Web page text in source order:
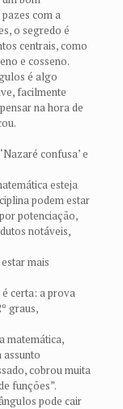
com a
o segredo é
centrais, como
e cosseno.
é algo
facilmente
na hora de
confusa’ e
esteja
podem estar
potenciação,
notáveis,
mais
é certa: a prova
graus,
matemática,
assunto
cobrou muita
funções”.
pode cair